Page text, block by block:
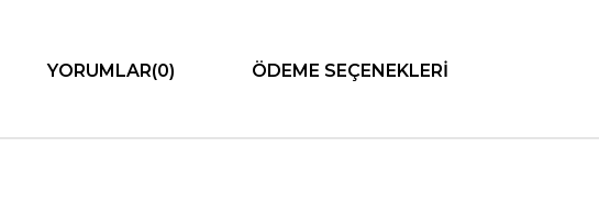
YORUMLAR(0) ÖDEME SEÇENEKLERI